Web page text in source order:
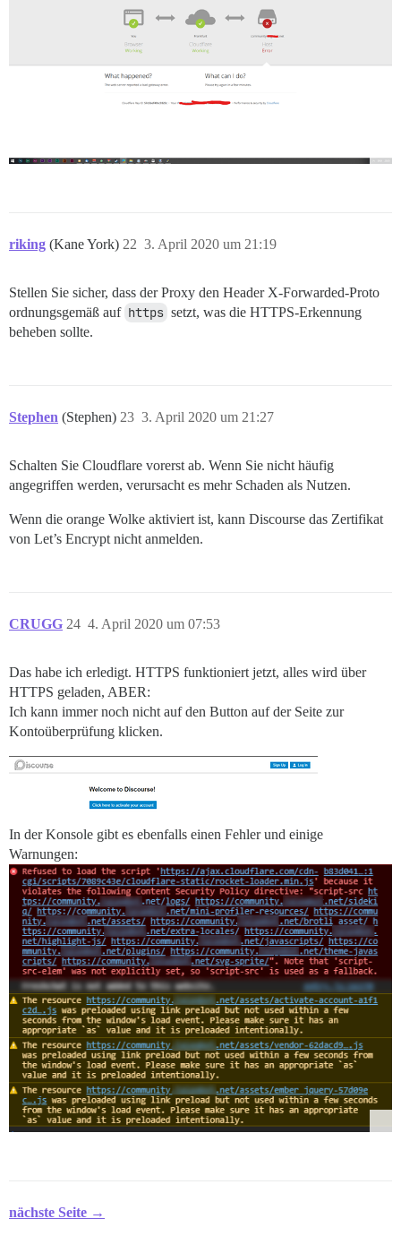
riking (Kane York) 3. April 2020 um 21:19
22
Stellen Sie sicher, dass der Proxy den Header X-Forwarded-Proto
ordnungsgemäß auf https setzt, was die HTTPS-Erkennung
beheben sollte.
Stephen (Stephen) 3. April 2020 um 21:27
23
Schalten Sie Cloudflare vorerst ab. Wenn Sie nicht häufig
angegriffen werden, verursacht es mehr Schaden als Nutzen.
Wenn die orange Wolke aktiviert ist, kann Discourse das Zertifikat
von Let’s Encrypt nicht anmelden.
CRUGG 4. April 2020 um 07:53
24
Das habe ich erledigt. HTTPS funktioniert jetzt, alles wird über
HTTPS geladen, ABER:
Ich kann immer noch nicht auf den Button auf der Seite zur
Kontoüberprüfung klicken.
In der Konsole gibt es ebenfalls einen Fehler und einige
Warnungen:
nächste Seite →